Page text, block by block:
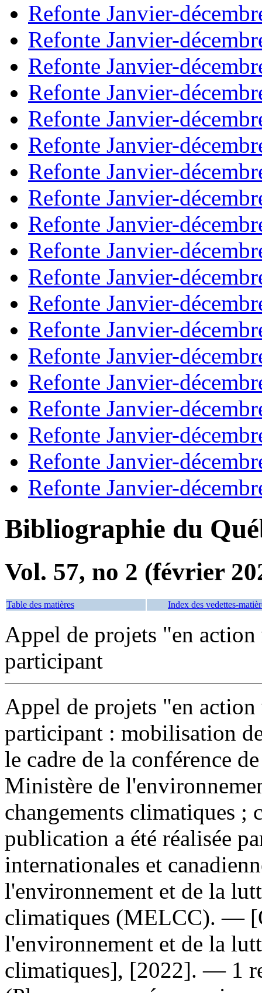
Refonte Janvier-
Refonte Janvier-
Refonte Janvier-
Refonte Janvier-
Refonte Janvier-
Refonte Janvier-
Refonte Janvier-
Refonte Janvier-
Refonte Janvier-
Refonte Janvier-
Refonte Janvier-
Refonte Janvier-
Refonte Janvier-
Refonte Janvier-
Refonte Janvier-
Refonte Janvier-
Refonte Janvier-
Refonte Janvier-
Refonte Janvier-
Bibliographie du
Vol. 57, no 2 (février
Table des matières Index des vedettes-
Appel de projets "en
participant
Appel de projets "en
participant : mobilisation
le cadre de la conférence
Ministère de
changements climatiques ;
publication a été réalisée
internationales et
l'environnement et de la
climatiques (MELCC). —
l'environnement et de la
climatiques], [2022]. — 1